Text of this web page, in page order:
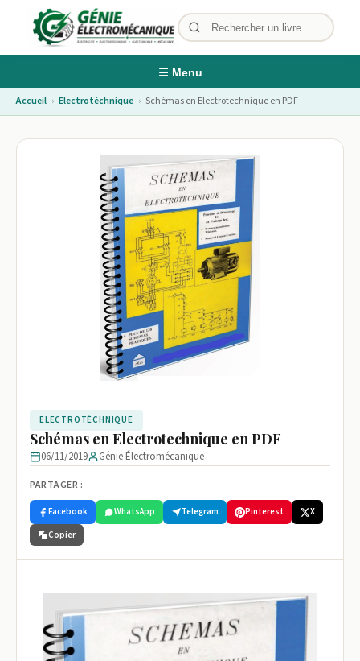
☰ Menu
Accueil › Electrotéchnique › Schémas en Electrotechnique en PDF
ELECTROTÉCHNIQUE
Schémas en Electrotechnique en PDF
06/11/2019 Génie Électromécanique
PARTAGER :
Facebook WhatsApp Telegram Pinterest
X
Copier